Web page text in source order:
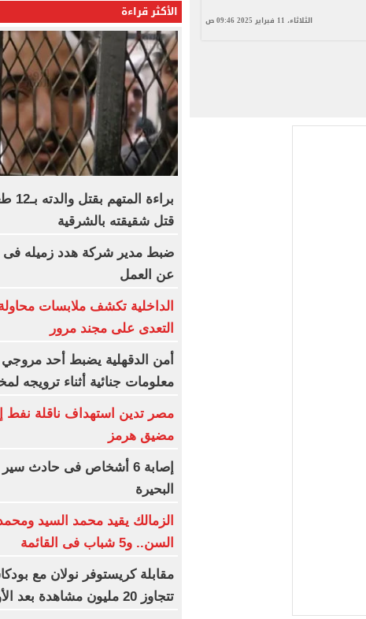
الثلاثاء، 11 فبراير 2025 09:46 ص الأكثر قراءة
قتل شقيقته بالشرقية
ضبط مدير شركة هدد زميله فى
عن العمل
الداخلية تكشف ملابسات
التعدى على مجند مرور
أمن الدقهلية يضبط أحد
معلومات جنائية أثناء ترويجه
مصر تدين استهداف ناقلة نفط
مضيق هرمز
إصابة 6 أشخاص فى حادث
البحيرة
الزمالك يقيد محمد السيد
السن.. و5 شباب فى القائمة
مقابلة كريستوفر نولان مع
تتجاوز 20 مليون مشاهدة بعد الأوديسة